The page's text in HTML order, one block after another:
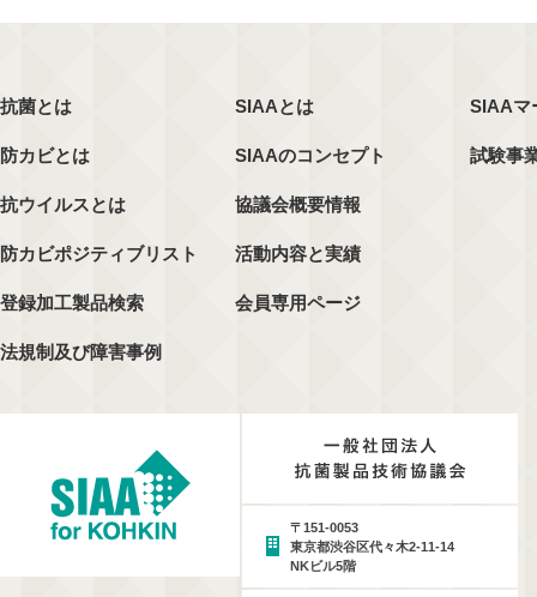
抗菌とは
防カビとは
抗ウイルスとは
防カビポジティブリスト
登録加工製品検索
法規制及び障害事例
SIAAとは
SIAAのコンセプト
協議会概要情報
活動内容と実績
会員専用ページ
SIAAマ
試験事
〒151-0053
東京都渋谷区代々木2-11-14
NKビル5階